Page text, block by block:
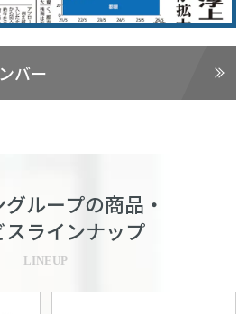
バー
ループの商品・
スラインナップ
LINEUP